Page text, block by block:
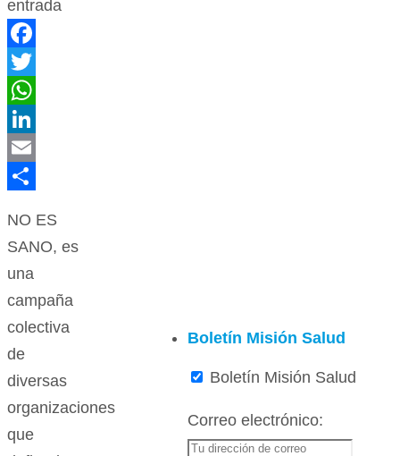
entrada
Facebook
Twitter
WhatsApp
LinkedIn
Email
NO ES
SANO, es
una
campaña
colectiva
de
diversas
organizaciones
que
Boletín Misión Salud
Boletín Misión Salud
Correo electrónico: